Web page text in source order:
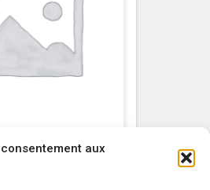
aux